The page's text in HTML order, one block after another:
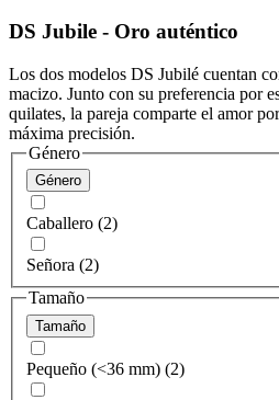
DS Jubile - Oro auténtico
Los dos modelos DS Jubilé cuentan
macizo. Junto con su preferencia por
quilates, la pareja comparte el amor
máxima precisión.
Género
Género
Caballero (2)
Señora (2)
Tamaño
Tamaño
Pequeño (<36 mm) (2)